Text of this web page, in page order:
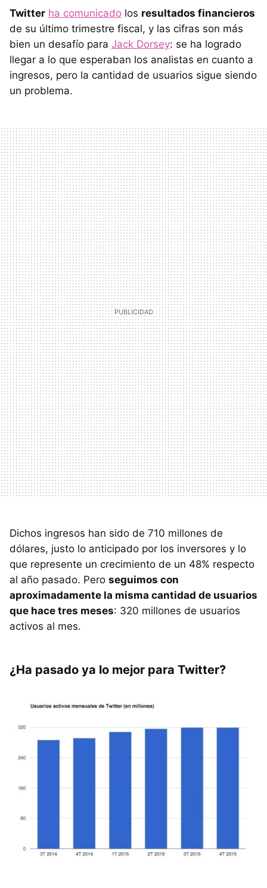
Twitter ha comunicado los resultados financieros
de su último trimestre fiscal, y las cifras son más
bien un desafío para Jack Dorsey: se ha logrado
llegar a lo que esperaban los analistas en cuanto a
ingresos, pero la cantidad de usuarios sigue siendo
un problema.
Dichos ingresos han sido de 710 millones de
dólares, justo lo anticipado por los inversores y lo
que represente un crecimiento de un 48% respecto
al año pasado. Pero seguimos con
aproximadamente la misma cantidad de usuarios
que hace tres meses: 320 millones de usuarios
activos al mes.
¿Ha pasado ya lo mejor para Twitter?